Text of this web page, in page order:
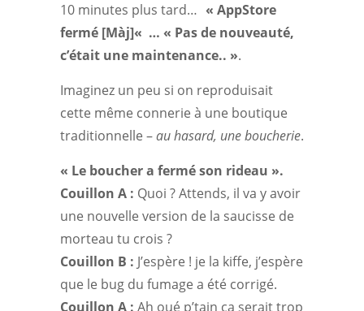
10 minutes plus tard… « AppStore
fermé [Màj]« … « Pas de nouveauté,
c’était une maintenance.. ».
Imaginez un peu si on reproduisait
cette même connerie à une boutique
traditionnelle –au hasard, une boucherie.
« Le boucher a fermé son rideau ».
Couillon A : Quoi ? Attends, il va y avoir
une nouvelle version de la saucisse de
morteau tu crois ?
Couillon B : J’espère ! je la kiffe, j’espère
que le bug du fumage a été corrigé.
Couillon A : Ah oué p’tain ça serait trop